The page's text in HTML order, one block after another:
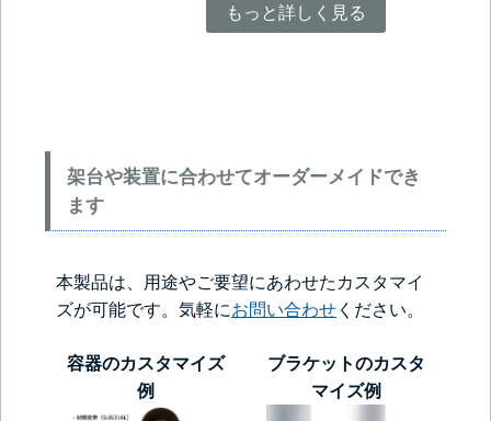
もっと詳しく見る
架台や装置に合わせてオーダーメイドでき
ます
本製品は、用途やご要望にあわせたカスタマイ
ズが可能です。気軽にお問い合わせ ください。
容器のカスタマイズ
例
ブラケットのカスタ
マイズ例